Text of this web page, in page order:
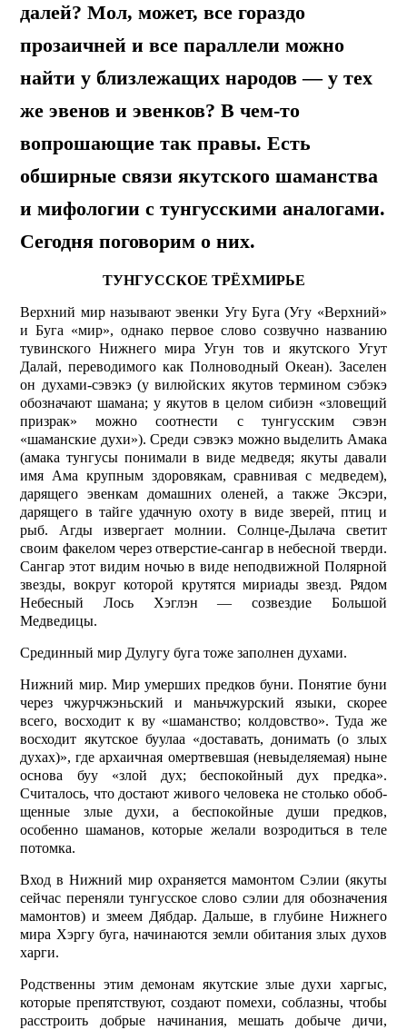
далей? Мол, может, все гораздо
прозаичней и все параллели можно
найти у близлежащих народов — у тех
же эвенов и эвенков? В чем-то
вопрошающие так правы. Есть
обширные связи якутского шаманства
и мифологии с тунгусскими аналогами.
Сегодня поговорим о них.
ТУНГУССКОЕ ТРЁХМИРЬЕ
Верхний мир называют эвенки Угу Буга (Угу «Верхний»
и Буга «мир», однако первое слово созвучно названию
тувинского Нижнего мира Угун тов и якутского Угут
Далай, переводимого как Полноводный Океан). Заселен
он духами-сэвэкэ (у вилюйских якутов термином сэбэкэ
обозначают шамана; у якутов в целом сибиэн «зловещий
призрак» можно соотнести с тунгусским сэвэн
«шаманские духи»). Среди сэвэкэ можно выделить Амака
(амака тунгусы понимали в виде медведя; якуты давали
имя Ама крупным здоровякам, сравнивая с медведем),
дарящего эвенкам домашних оленей, а также Эксэри,
дарящего в тайге удачную охоту в виде зверей, птиц и
рыб. Агды извергает молнии. Солнце-Дылача светит
своим факелом через отверстие-сангар в небес­ной тверди.
Сангар этот видим ночью в виде неподвижной Полярной
звезды, вокруг которой крутятся мириады звезд. Рядом
Небесный Лось Хэглэн — созвездие Большой
Медведицы.
Срединный мир Дулугу буга тоже заполнен духами.
Нижний мир. Мир умерших предков буни. Понятие буни
через чжурчжэньский и маньчжурский языки, скорее
всего, восходит к ву «шаманство; колдовство». Туда же
восходит якутское буу­лаа «доставать, донимать (о злых
духах)», где архаичная омерт­вевшая (невыделяемая) ныне
основа буу «злой дух; беспокойный дух предка».
Считалось, что достают живого человека не столько обоб­
щенные злые духи, а беспокойные души предков,
особенно шаманов, которые желали возродиться в теле
потомка.
Вход в Нижний мир охраняется мамонтом Сэлии (якуты
сейчас переняли тунгусское слово сэлии для обозначения
мамонтов) и змеем Дябдар. Дальше, в глубине Нижнего
мира Хэргу буга, начинаются земли обитания злых духов
харги.
Родственны этим демонам якутские злые духи харгыс,
которые препятствуют, создают помехи, соблазны, чтобы
расстроить добрые начинания, мешать добыче дичи,